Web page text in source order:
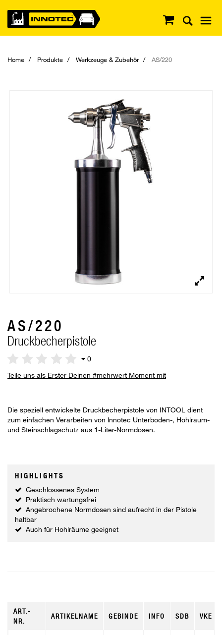
Home Produkte Werkzeuge & Zubehör AS/220
AS/220
Druckbecherpistole
0
Teile uns als Erster Deinen #mehrwert Moment mit
Die speziell entwickelte Druckbecherpistole von INTOOL dient
zum einfachen Verarbeiten von lnnotec Unterboden-, Hohlraum-
und Steinschlagschutz aus 1-Liter-Normdosen.
HIGHLIGHTS
Geschlossenes System
Praktisch wartungsfrei
Angebrochene Normdosen sind aufrecht in der Pistole
haltbar
Auch für Hohlräume geeignet
ART.-
NR.
ARTIKELNAME GEBINDE INFO SDB VKE